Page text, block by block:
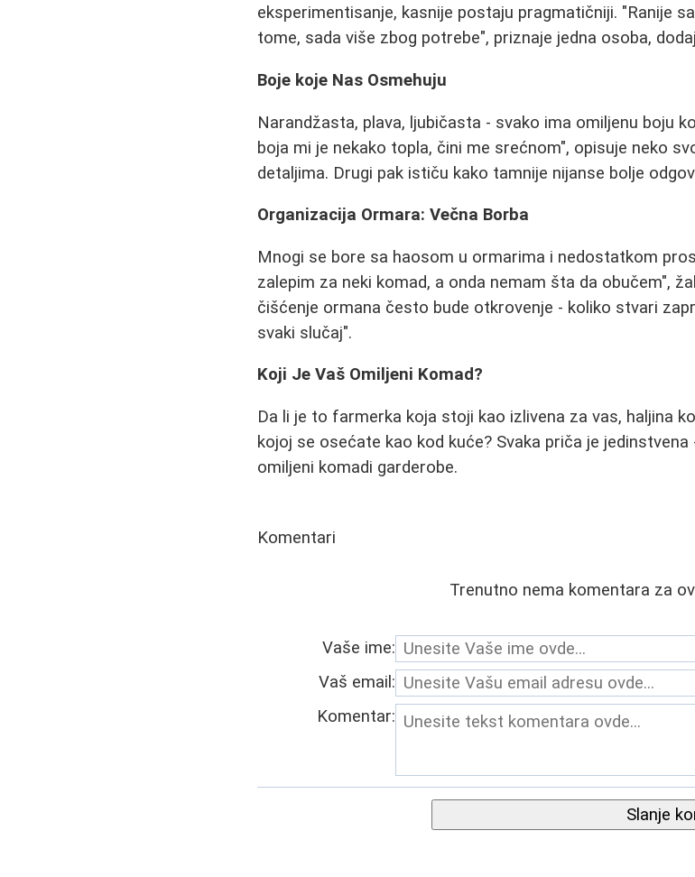
eksperimentisanje, kasnije postaju pragmatičniji. "Ranije
tome, sada više zbog potrebe", priznaje jedna osoba,
Boje koje Nas Osmehuju
Narandžasta, plava, ljubičasta - svako ima omiljenu boju
boja mi je nekako topla, čini me srećnom", opisuje neko
detaljima. Drugi pak ističu kako tamnije nijanse bolje
Organizacija Ormara: Večna Borba
Mnogi se bore sa haosom u ormarima i nedostatkom
zalepim za neki komad, a onda nemam šta da obučem",
čišćenje ormana često bude otkrovenje - koliko stvari
svaki slučaj".
Koji Je Vaš Omiljeni Komad?
Da li je to farmerka koja stoji kao izlivena za vas, haljina
kojoj se osećate kao kod kuće? Svaka priča je
omiljeni komadi garderobe.
Komentari
Trenutno nema komentara za
Vaše ime:
Vaš email:
Komentar:
Slanje